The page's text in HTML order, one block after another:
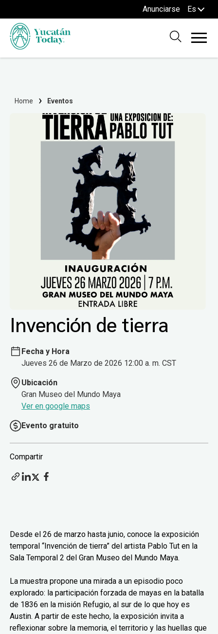
Anunciarse Es
Home Eventos
Invención de tierra
Fecha y Hora
Jueves 26 de Marzo de 2026 12:00 a. m. CST
Ubicación
Gran Museo del Mundo Maya
Ver en google maps
Evento gratuito
Compartir
Desde el 26 de marzo hasta junio, conoce la exposición
temporal “Invención de tierra” del artista Pablo Tut en la
Sala Temporal 2 del Gran Museo del Mundo Maya.
La muestra propone una mirada a un episodio poco
explorado: la participación forzada de mayas en la batalla
de 1836 en la misión Refugio, al sur de lo que hoy es
Austin. A partir de este hecho, la exposición invita a
reflexionar sobre la memoria, el territorio y las huellas que